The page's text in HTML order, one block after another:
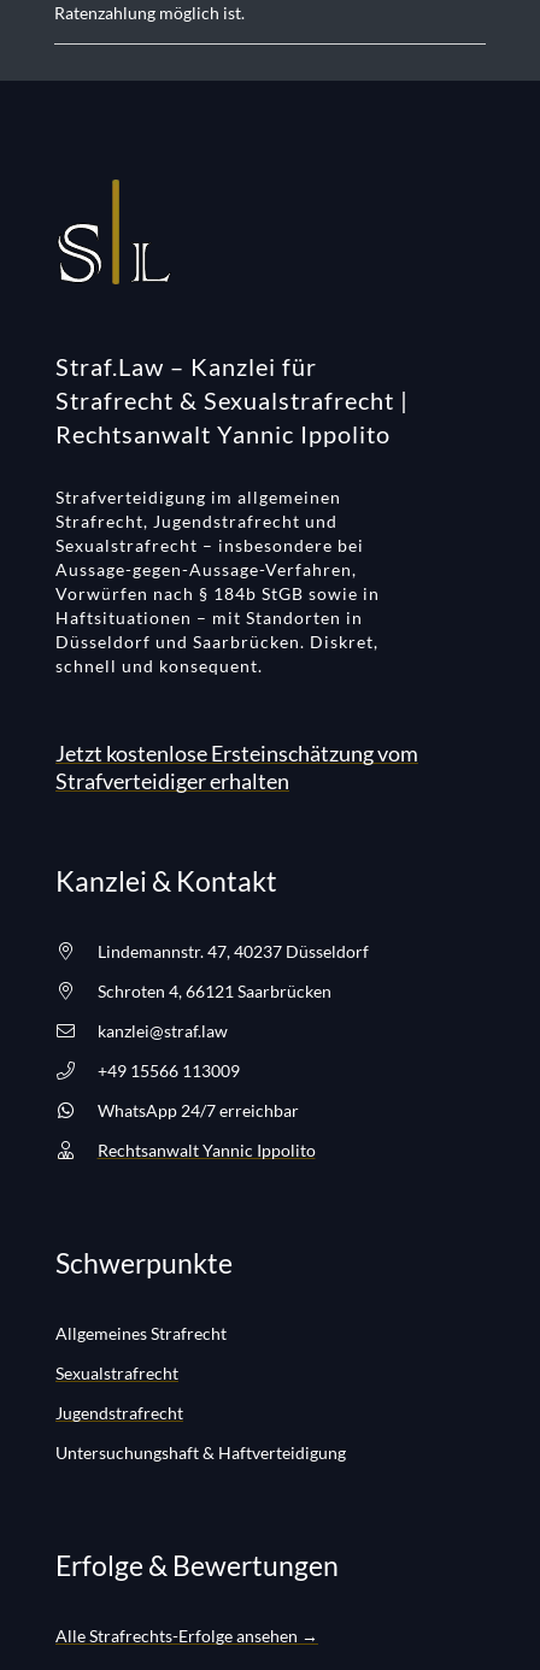
Ratenzahlung möglich ist.
Straf.Law – Kanzlei für
Strafrecht & Sexualstrafrecht |
Rechtsanwalt Yannic Ippolito
Strafverteidigung im allgemeinen
Strafrecht, Jugendstrafrecht und
Sexualstrafrecht – insbesondere bei
Aussage-gegen-Aussage-Verfahren,
Vorwürfen nach § 184b StGB sowie in
Haftsituationen – mit Standorten in
Düsseldorf und Saarbrücken. Diskret,
schnell und konsequent.
Jetzt kostenlose Ersteinschätzung vom
Strafverteidiger erhalten
Kanzlei & Kontakt
Lindemannstr. 47, 40237 Düsseldorf
Schroten 4, 66121 Saarbrücken
kanzlei@straf.law
+49 15566 113009
WhatsApp 24/7 erreichbar
Rechtsanwalt Yannic Ippolito
Schwerpunkte
Allgemeines Strafrecht
Sexualstrafrecht
Jugendstrafrecht
Untersuchungshaft & Haftverteidigung
Erfolge & Bewertungen
Alle Strafrechts-Erfolge ansehen →